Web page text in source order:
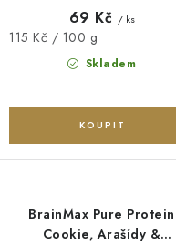
Skladem
69 Kč / ks
Měrná
115 Kč / 100 g
BrainMax Pure Protein
Cookie, Arašídy &